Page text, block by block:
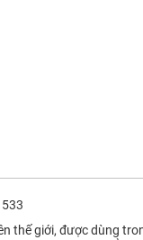
thế giới, được dùng